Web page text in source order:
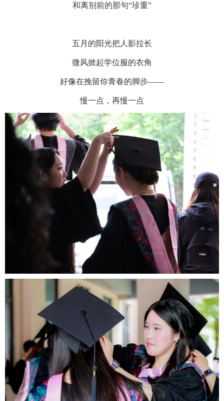
和离别前的那句“珍重”
五月的阳光把人影拉长
微风掀起学位服的衣角
好像在挽留你青春的脚步——
慢一点，再慢一点